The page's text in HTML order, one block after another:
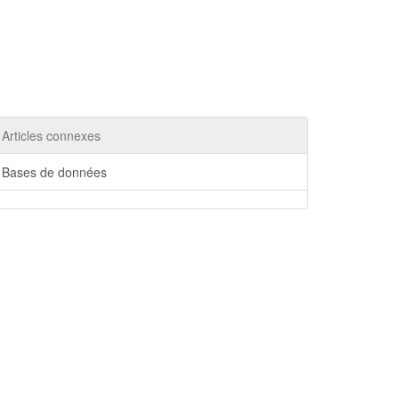
Articles connexes
Bases de données